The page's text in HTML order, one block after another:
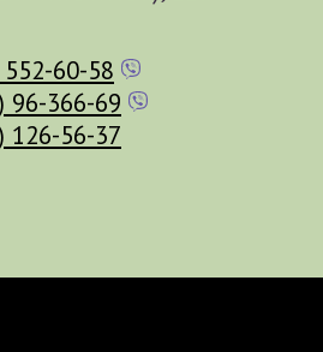
60-58
96-366-69
126-56-37